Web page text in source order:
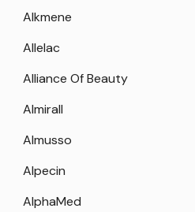
Alkmene
Allelac
Alliance Of Beauty
Almirall
Almusso
Alpecin
AlphaMed